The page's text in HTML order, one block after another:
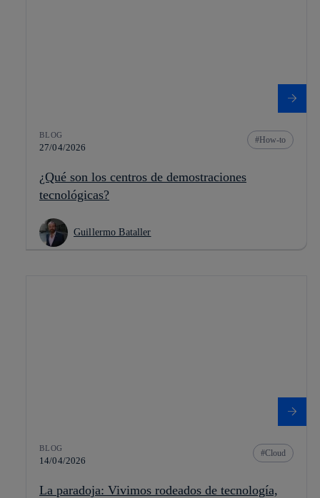
BLOG
27/04/2026
How-to
¿Qué son los centros de demostraciones
tecnológicas?
Guillermo Bataller
BLOG
14/04/2026
Cloud
La paradoja: Vivimos rodeados de tecnología,